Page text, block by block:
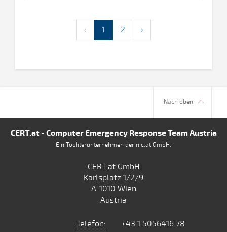
‹ 1 2 ›
Nach oben
CERT.at - Computer Emergency Response Team Austria
Ein Tochterunternehmen der nic.at GmbH.
CERT.at GmbH
Karlsplatz 1/2/9
A-1010 Wien
Austria
Telefon:
+43 1 5056416 78